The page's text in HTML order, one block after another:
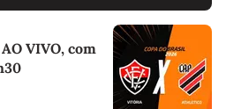
VIVO, com